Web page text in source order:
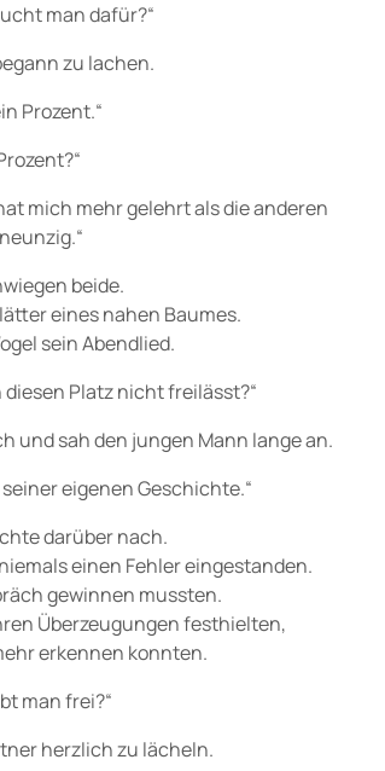
man dafür?“
zu lachen.
Prozent.“
mich mehr gelehrt als die anderen
beide.
eines nahen Baumes.
sein Abendlied.
diesen Platz nicht freilässt?“
und sah den jungen Mann lange an.
eigenen Geschichte.“
darüber nach.
einen Fehler eingestanden.
gewinnen mussten.
Überzeugungen festhielten,
erkennen konnten.
man frei?“
herzlich zu lächeln.